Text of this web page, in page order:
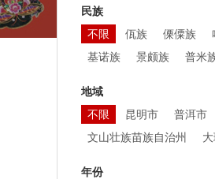
民族
不限
佤族 傈僳族
基诺族
景颇族 普米
地域
不限
昆明市 普洱市
文山壮族苗族自治州
年份